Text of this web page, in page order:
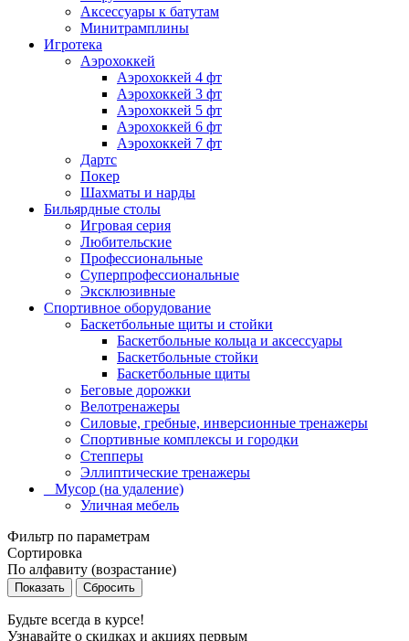
Аксессуары к батутам
Минитрамплины
Игротека
Аэрохоккей
Аэрохоккей 4 фт
Аэрохоккей 3 фт
Аэрохоккей 5 фт
Аэрохоккей 6 фт
Аэрохоккей 7 фт
Дартс
Покер
Шахматы и нарды
Бильярдные столы
Игровая серия
Любительские
Профессиональные
Суперпрофессиональные
Эксклюзивные
Спортивное оборудование
Баскетбольные щиты и стойки
Баскетбольные кольца и аксессуары
Баскетбольные стойки
Баскетбольные щиты
Беговые дорожки
Велотренажеры
Силовые, гребные, инверсионные тренажеры
Спортивные комплексы и городки
Степперы
Эллиптические тренажеры
_ Мусор (на удаление)
Уличная мебель
Фильтр по параметрам
Сортировка
По алфавиту (возрастание)
Сбросить
Будьте всегда в курсе!
Узнавайте о скидках и акциях первым